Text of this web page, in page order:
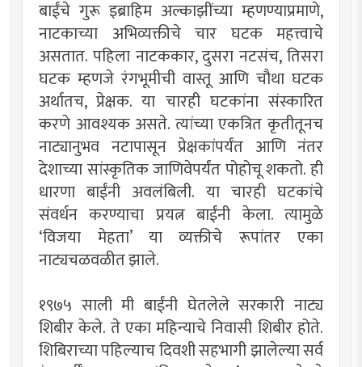
बाईंचे गुरू इब्राहिम अल्काझींच्या म्हणण्याप्रमाणे,
नाटकाच्या अभिव्यक्तीचे चार घटक महत्त्वाचे
असतात. पहिला नाटककार, दुसरा नटसंच, तिसरा
घटक म्हणजे रंगभूमीची वास्तू आणि चौथा घटक
अर्थातच, प्रेक्षक. या चारही घटकांना संस्कारित
करणे आवश्यक असते. त्यांच्या एकत्रित कृतीतूनच
नाट्यानुभव नटापासून प्रेक्षकांपर्यंत आणि नंतर
देशाच्या सांस्कृतिक जाणिवेपर्यंत पोहोचू शकतो. ही
धारणा बाईंनी अवलंबिली. या चारही घटकांचे
संवर्धन करण्याचा प्रयत्न बाईंनी केला. त्यामुळे
‘विजया मेहता’ या व्यक्तीचे रूपांतर एका
नाट्यचळवळीत झाले.
१९७५ साली मी बाईंनी घेतलेले सरकारी नाट्य
शिबीर केले. ते एका महिन्याचे निवासी शिबीर होते.
शिबिराच्या पहिल्याच दिवशी सहभागी झालेल्या सर्व